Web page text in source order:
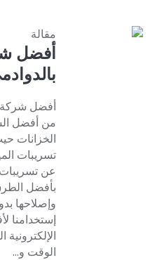
مقالة
أفضل
بالدوادمي
أفضل شركة
من أفضل
الخزانات
تسريبات
عن
بأفضل
وإصلاحها
إستخدامنا
الوقت و...